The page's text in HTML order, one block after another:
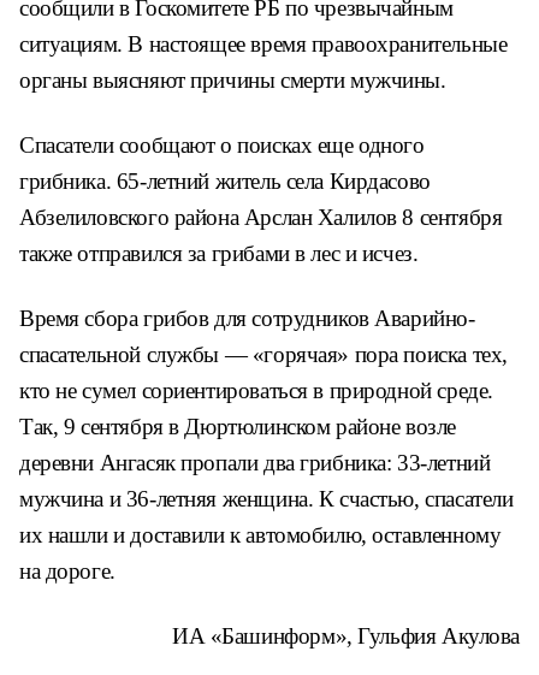
сообщили в Госкомитете РБ по чрезвычайным
ситуациям. В настоящее время правоохранительные
органы выясняют причины смерти мужчины.
Спасатели сообщают о поисках еще одного
грибника. 65-летний житель села Кирдасово
Абзелиловского района Арслан Халилов 8 сентября
также отправился за грибами в лес и исчез.
Время сбора грибов для сотрудников Аварийно-
спасательной службы — «горячая» пора поиска тех,
кто не сумел сориентироваться в природной среде.
Так, 9 сентября в Дюртюлинском районе возле
деревни Ангасяк пропали два грибника: 33-летний
мужчина и 36-летняя женщина. К счастью, спасатели
их нашли и доставили к автомобилю, оставленному
на дороге.
ИА «Башинформ», Гульфия Акулова